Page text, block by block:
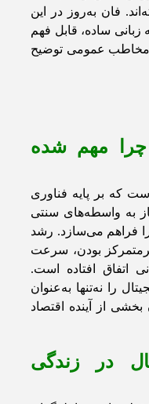
فان به‌روز در این
ساده، قابل فهم
مخاطب عمومی توضیح
چرا مهم شده
که بر پایه فناوری
به واسطه‌های سنتی
را فراهم می‌سازد. رشد
بودن، سرعت
اتفاق افتاده است.
را نه‌تنها به‌عنوان
بخشی از آینده اقتصاد
در زندگی